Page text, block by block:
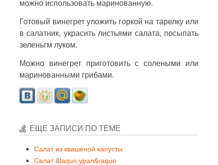
можно использовать маринованную.
Готовый винегрет уложить горкой на тарелку или
в салатник, украсить листьями салата, посыпать
зеленьгм луком.
Можно винегрет приготовить с солеными или
маринованными грибами.
ЕЩЕ ЗАПИСИ ПО ТЕМЕ
Салат из квашеной капусты
Салат &laquo;урал&raquo